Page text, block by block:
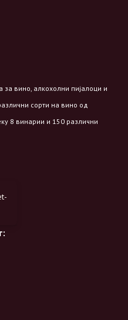
вино, алкохолни пијалоци и
сорти на вино од
8 винарии и 150 различни